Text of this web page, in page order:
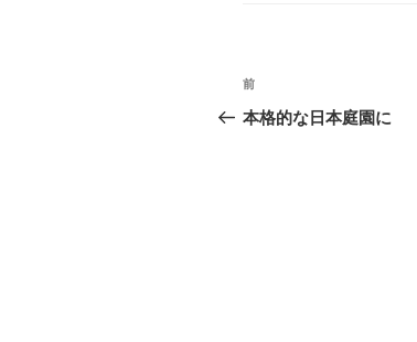
投
稿
前
の
前
本格的な日本庭園に